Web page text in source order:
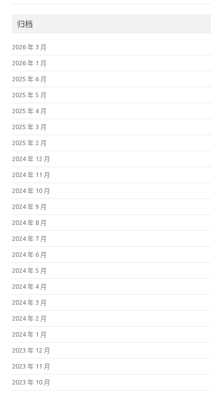
归档
2026 年 3 月
2026 年 1 月
2025 年 6 月
2025 年 5 月
2025 年 4 月
2025 年 3 月
2025 年 2 月
2024 年 12 月
2024 年 11 月
2024 年 10 月
2024 年 9 月
2024 年 8 月
2024 年 7 月
2024 年 6 月
2024 年 5 月
2024 年 4 月
2024 年 3 月
2024 年 2 月
2024 年 1 月
2023 年 12 月
2023 年 11 月
2023 年 10 月